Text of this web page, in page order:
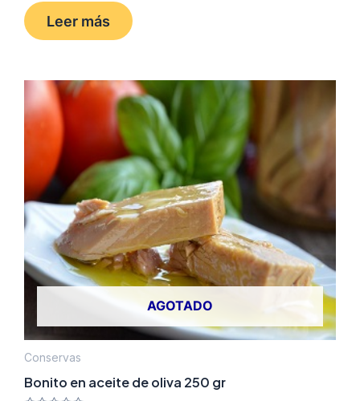
de
5
Leer más
AGOTADO
Conservas
Bonito en aceite de oliva 250 gr